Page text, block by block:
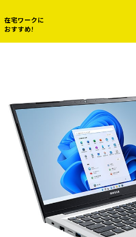
在宅ワークに
おすすめ!